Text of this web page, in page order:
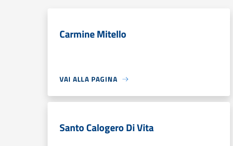
Carmine Mitello
VAI ALLA PAGINA
Santo Calogero Di Vita